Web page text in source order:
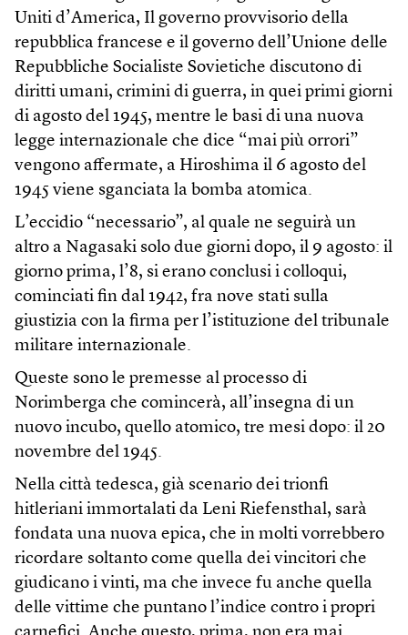
Uniti d’America, Il governo provvisorio della
repubblica francese e il governo dell’Unione delle
Repubbliche Socialiste Sovietiche discutono di
diritti umani, crimini di guerra, in quei primi giorni
di agosto del 1945, mentre le basi di una nuova
legge internazionale che dice “mai più orrori”
vengono affermate, a Hiroshima il 6 agosto del
1945 viene sganciata la bomba atomica.
L’eccidio “necessario”, al quale ne seguirà un
altro a Nagasaki solo due giorni dopo, il 9 agosto: il
giorno prima, l’8, si erano conclusi i colloqui,
cominciati fin dal 1942, fra nove stati sulla
giustizia con la firma per l’istituzione del tribunale
militare internazionale.
Queste sono le premesse al processo di
Norimberga che comincerà, all’insegna di un
nuovo incubo, quello atomico, tre mesi dopo: il 20
novembre del 1945.
Nella città tedesca, già scenario dei trionfi
hitleriani immortalati da Leni Riefensthal, sarà
fondata una nuova epica, che in molti vorrebbero
ricordare soltanto come quella dei vincitori che
giudicano i vinti, ma che invece fu anche quella
delle vittime che puntano l’indice contro i propri